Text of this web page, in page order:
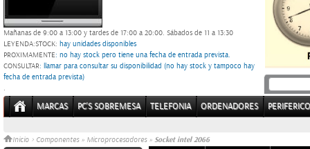
Mañanas de 9:00 a 13:00 y tardes de 17:00 a 20:00. Sábados de 11 a 13:30
LEYENDA:STOCK: hay unidades disponibles
PROXIMAMENTE: no hay stock pero tiene una fecha de entrada prevista.
CONSULTAR: llamar para consultar su disponibilidad (no hay stock y tampoco hay
fecha de entrada prevista)
.
MARCAS PC'S SOBREMESA TELEFONIA ORDENADORES
Inicio > Componentes » Microprocesadores » Socket intel 2066